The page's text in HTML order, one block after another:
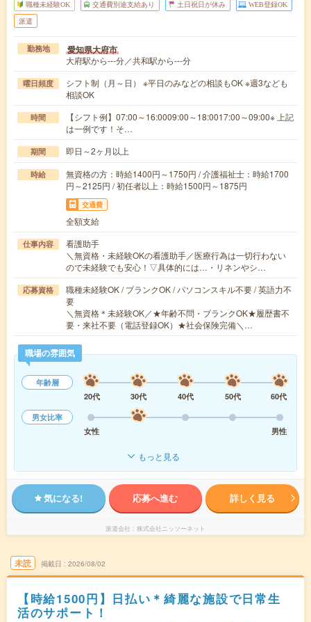
職種未経験OK 交通費別途支給あり 土日祝日が休み WEB登録OK
派遣
勤務地 愛知県大府市
大府駅から---分／共和駅から---分
曜日頻度
シフト制（月～日） ※平日のみなどの相談もOK ※週3なども
相談OK
時間
【シフト例】07:00～16:0009:00～18:0017:00～09:00※ 上記
は一例です！そ…
期間 即日～2ヶ月以上
時給
無資格の方：時給1400円～1750円 / 介護福祉士：時給1700
円～2125円 / 初任者以上：時給1500円～1875円
交通費
全額支給
仕事内容
看護助手
＼無資格・未経験OKの看護助手／医療行為は一切行わない
ので未経験でも安心！▽具体的には…・リネンやシ…
応募資格
職種未経験OK / ブランクOK / パソコンスキル不要 / 英語力不
要
＼無資格＊未経験OK／★年齢不問・ブランクOK★履歴書不
要・来社不要（電話登録OK）★社会保険完備＼…
職場の雰囲気
年齢層
20代
30代 40代 50代
60代
男女比率
女性
男性
もっと見る
気になる! 応募へ進む 詳しく見る
派遣会社 株式会社ニッソーネット
未読 掲載日 2026/08/02
【時給1500円】日払い＊綺麗な施設で日常生
活のサポート！